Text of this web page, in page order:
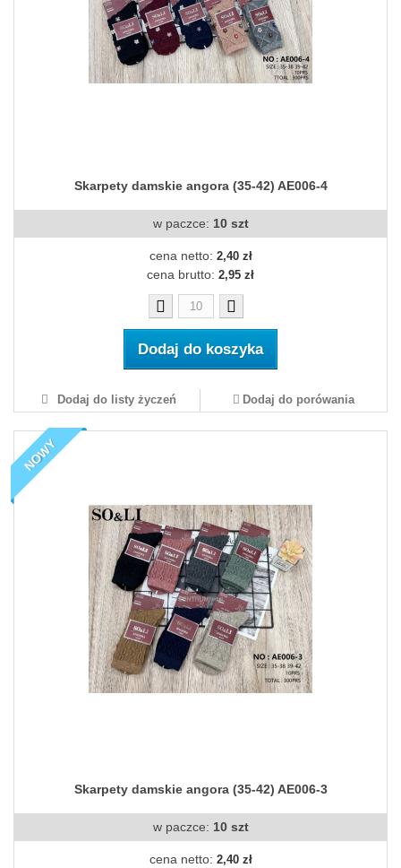
Skarpety damskie angora (35-42) AE006-4
w paczce: 10 szt
cena netto: 2,40 zł
cena brutto: 2,95 zł
Dodaj do koszyka
Dodaj do listy życzeń Dodaj do porówania
NOWY
Skarpety damskie angora (35-42) AE006-3
w paczce: 10 szt
cena netto: 2,40 zł